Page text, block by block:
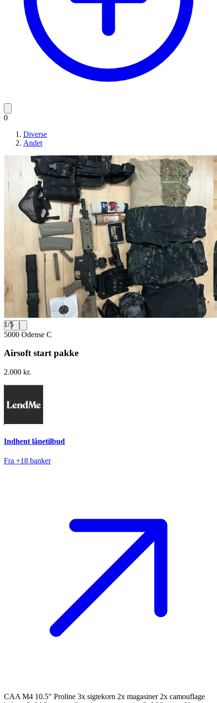
0
Diverse
Andet
1/5
5000 Odense C
Airsoft start pakke
2.000 kr.
Indhent lånetilbud
Fra +18 banker
CAA M4 10.5" Proline 3x sigtekorn 2x magasiner 2x camouflage